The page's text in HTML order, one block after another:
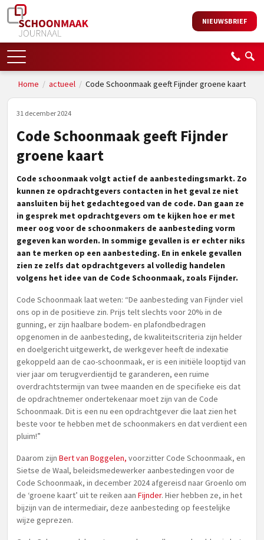
NIEUWSBRIEF
Home / actueel / Code Schoonmaak geeft Fijnder groene kaart
31 december 2024
Code Schoonmaak geeft Fijnder
groene kaart
Code schoonmaak volgt actief de aanbestedingsmarkt. Zo
kunnen ze opdrachtgevers contacten in het geval ze niet
aansluiten bij het gedachtegoed van de code. Dan gaan ze
in gesprek met opdrachtgevers om te kijken hoe er met
meer oog voor de schoonmakers de aanbesteding vorm
gegeven kan worden. In sommige gevallen is er echter niks
aan te merken op een aanbesteding. En in enkele gevallen
zien ze zelfs dat opdrachtgevers al volledig handelen
volgens het idee van de Code Schoonmaak, zoals Fijnder.
Code Schoonmaak laat weten: “De aanbesteding van Fijnder viel
ons op in de positieve zin. Prijs telt slechts voor 20% in de
gunning, er zijn haalbare bodem- en plafondbedragen
opgenomen in de aanbesteding, de kwaliteitscriteria zijn helder
en doelgericht uitgewerkt, de werkgever heeft de indexatie
gekoppeld aan de cao-schoonmaak, er is een initiële looptijd van
vier jaar om terugverdientijd te garanderen, een ruime
overdrachtstermijn van twee maanden en de specifieke eis dat
de opdrachtnemer ondertekenaar moet zijn van de Code
Schoonmaak. Dit is een nu een opdrachtgever die laat zien het
beste voor te hebben met de schoonmakers en dat verdient een
pluim!”
Daarom zijn Bert van Boggelen, voorzitter Code Schoonmaak, en
Sietse de Waal, beleidsmedewerker aanbestedingen voor de
Code Schoonmaak, in december 2024 afgereisd naar Groenlo om
de ‘groene kaart’ uit te reiken aan Fijnder. Hier hebben ze, in het
bijzijn van de intermediair, deze aanbesteding op feestelijke
wijze geprezen.